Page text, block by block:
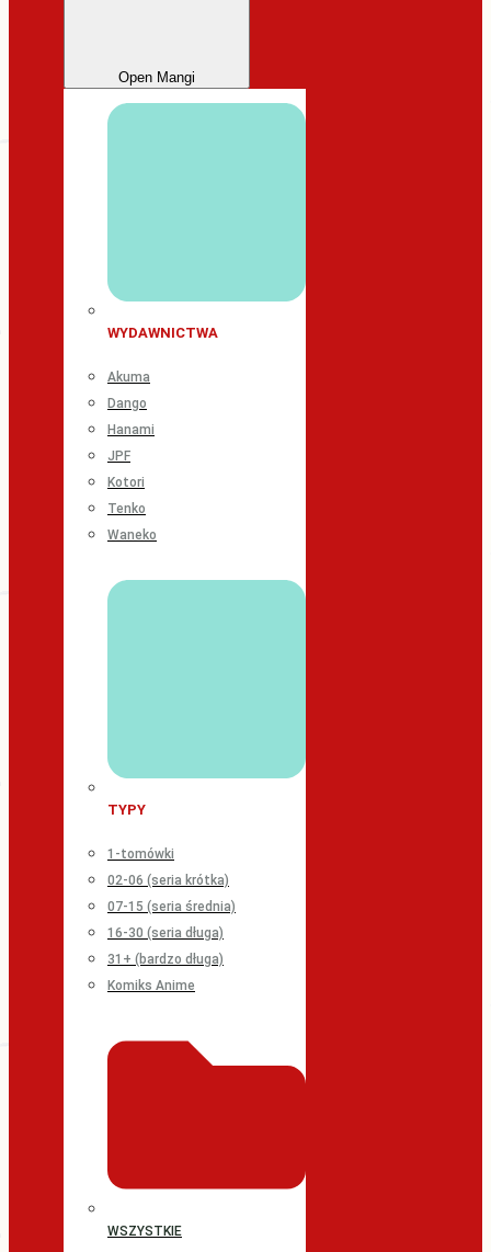
Open Mangi
WYDAWNICTWA
Akuma
Dango
Hanami
JPF
Kotori
Tenko
Waneko
TYPY
1-tomówki
02-06 (seria krótka)
07-15 (seria średnia)
16-30 (seria długa)
31+ (bardzo długa)
Komiks Anime
WSZYSTKIE